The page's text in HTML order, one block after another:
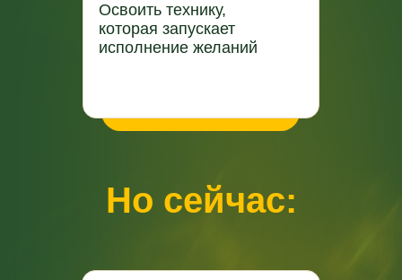
Освоить технику,
которая запускает
исполнение желаний
Но сейчас: